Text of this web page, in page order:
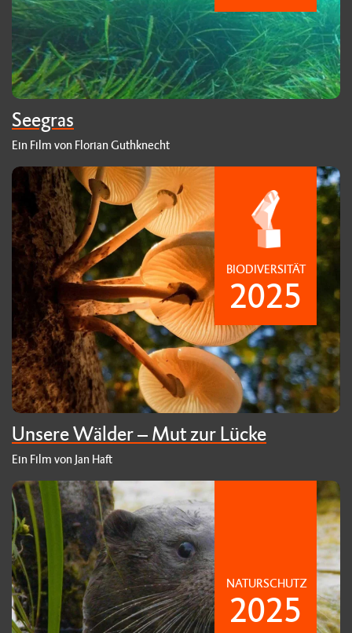
Seegras
Ein Film von Florian Guthknecht
BIODIVERSITÄT
2025
Unsere Wälder – Mut zur Lücke
Ein Film von Jan Haft
NATURSCHUTZ
2025